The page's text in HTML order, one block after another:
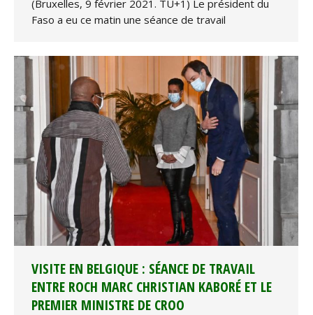
(Bruxelles, 9 février 2021. TU+1) Le président du
Faso a eu ce matin une séance de travail
VISITE EN BELGIQUE : SÉANCE DE TRAVAIL
ENTRE ROCH MARC CHRISTIAN KABORÉ ET LE
PREMIER MINISTRE DE CROO